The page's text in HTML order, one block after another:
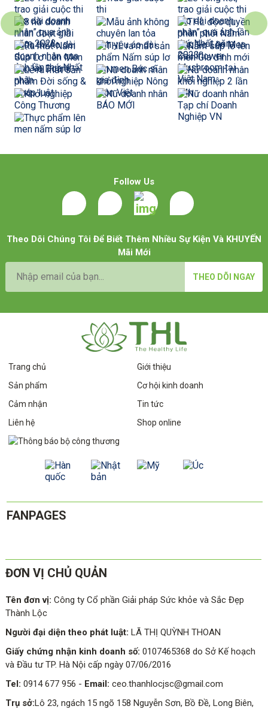
Follow Us
Theo Dõi Chúng Tôi Để Biết Thêm Nhiều Sự Kiện Và KHUYẾN
Mãi Mới
THEO DÕI NGAY
Trang chủ
Giới thiệu
Sản phẩm
Cơ hội kinh doanh
Cảm nhận
Tin tức
Liên hệ
Shop online
FANPAGES
ĐƠN VỊ CHỦ QUẢN
Tên đơn vị:Công ty Cổ phần Giải pháp Sức khỏe và Sắc Đẹp
Thành Lộc
Người đại diện theo phát luật: LÃ THỊ QUỲNH THOAN
Giấy chứng nhận kinh doanh số: 0107465368 do Sở Kế hoạch
và Đầu tư TP. Hà Nội cấp ngày 07/06/2016
Tel:0914 677 956 - Email: ceo.thanhlocjsc@gmail.com
Trụ sở:Lô 23, ngách 15 ngõ 158 Nguyễn Sơn, Bồ Đề, Long Biên,